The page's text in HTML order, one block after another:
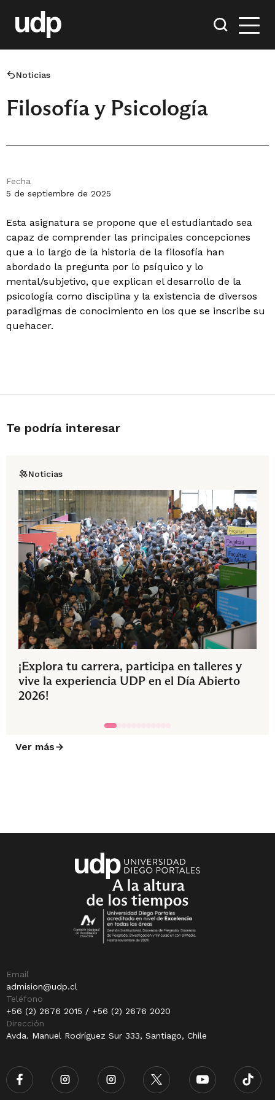
Noticias
Filosofía y Psicología
Fecha
5 de septiembre de 2025
Esta asignatura se propone que el estudiantado sea
capaz de comprender las principales concepciones
que a lo largo de la historia de la filosofía han
abordado la pregunta por lo psíquico y lo
mental/subjetivo, que explican el desarrollo de la
psicología como disciplina y la existencia de diversos
paradigmas de conocimiento en los que se inscribe su
quehacer.
Te podría interesar
Noticias
¡Explora tu carrera, participa en talleres y
vive la experiencia UDP en el Día Abierto
2026!
Ver más
Email
admision@udp.cl
Teléfono
+56 (2) 2676 2015 / +56 (2) 2676 2020
Dirección
Avda. Manuel Rodríguez Sur 333, Santiago, Chile